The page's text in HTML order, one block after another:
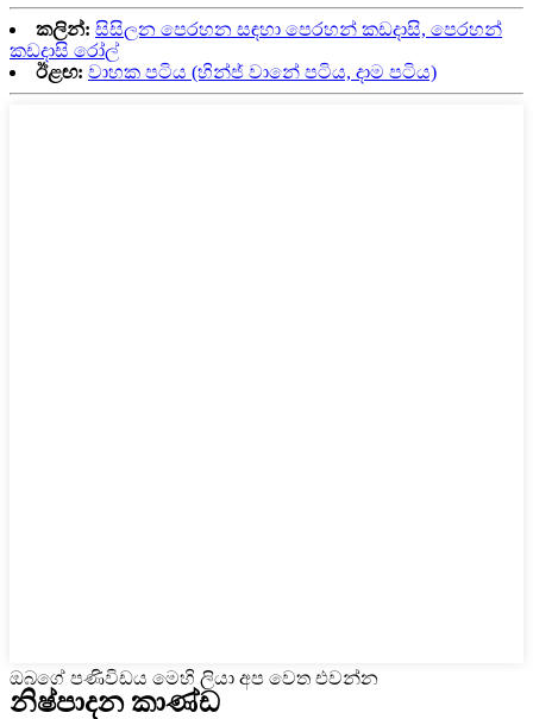
කලින්: සිසිලන පෙරහන සඳහා පෙරහන් කඩදාසි, පෙරහන්
කඩදාසි රෝල්
ඊළඟ: වාහක පටිය (හින්ජ් වානේ පටිය, දාම පටිය)
ඔබගේ පණිවිඩය මෙහි ලියා අප වෙත එවන්න
නිෂ්පාදන කාණ්ඩ